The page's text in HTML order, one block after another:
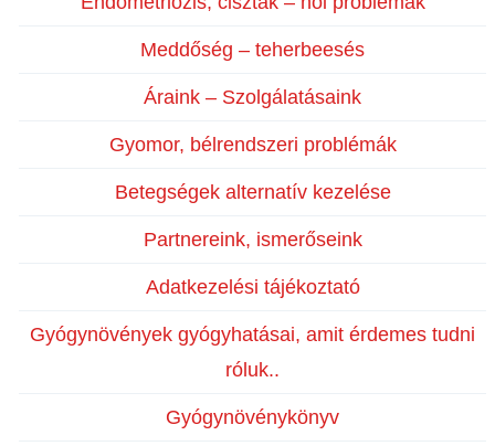
Meddőség – teherbeesés
Áraink – Szolgálatásaink
Gyomor, bélrendszeri problémák
Betegségek alternatív kezelése
Partnereink, ismerőseink
Adatkezelési tájékoztató
Gyógynövények gyógyhatásai, amit érdemes tudni
róluk..
Gyógynövénykönyv